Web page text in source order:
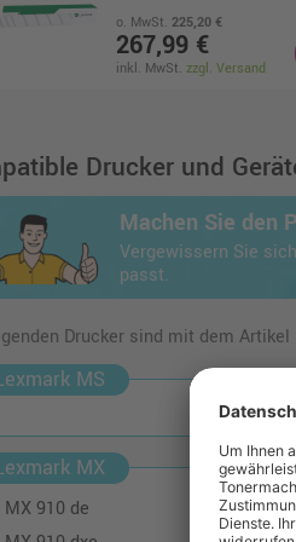
o. MwSt. 225,20 €
267,99 €
inkl. MwSt. zzgl. Versand
Drucker und
Machen Sie den
Vergewissern Sie
passt.
Drucker sind mit dem Artikel
MS
MX
MX 910 de